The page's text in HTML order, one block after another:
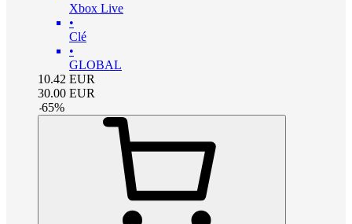
Xbox Live
•
Clé
•
GLOBAL
10.42 EUR
30.00 EUR
-65%